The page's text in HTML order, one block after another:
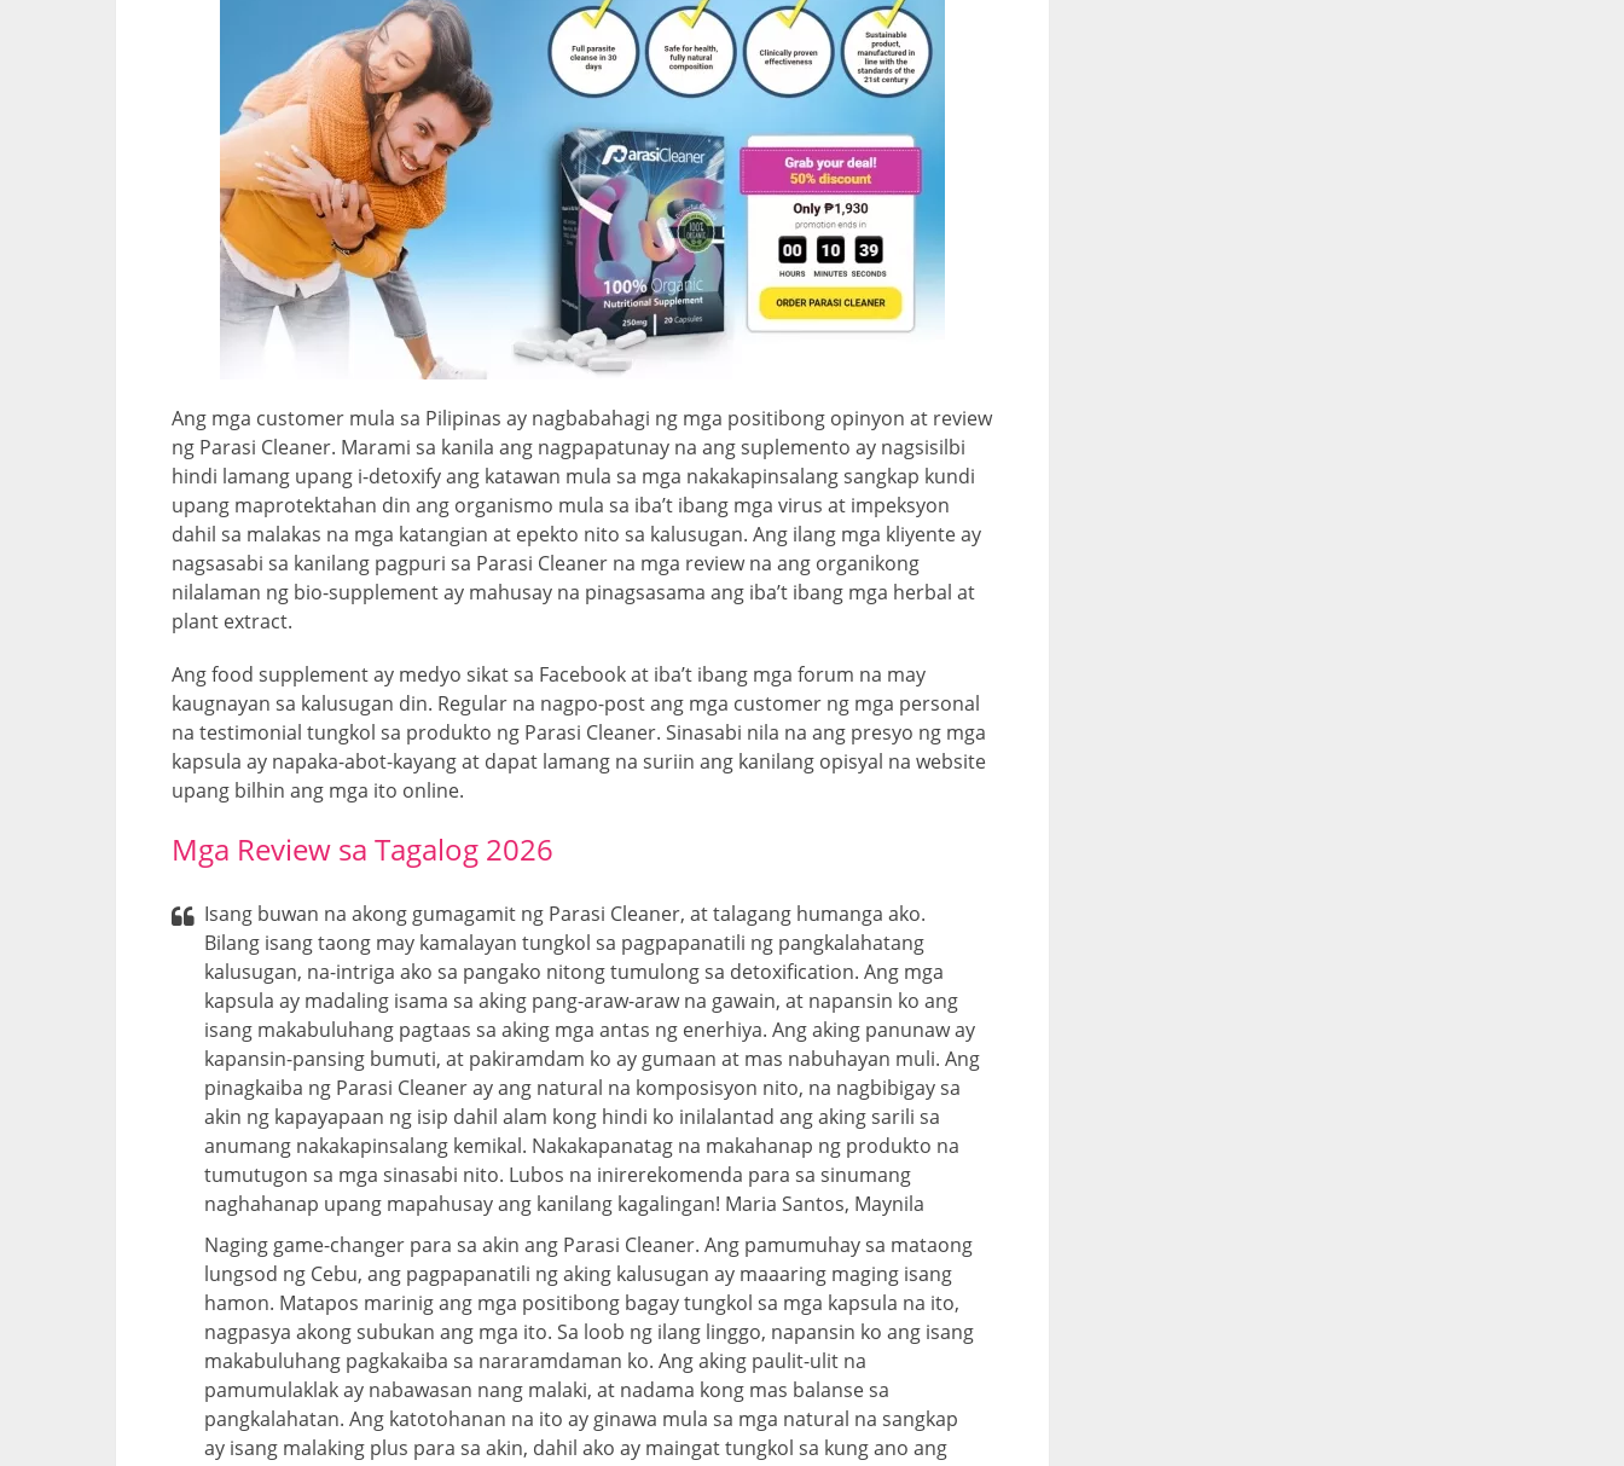
Ang mga customer mula sa Pilipinas ay nagbabahagi ng mga positibong opinyon at review
ng Parasi Cleaner. Marami sa kanila ang nagpapatunay na ang suplemento ay nagsisilbi
hindi lamang upang i-detoxify ang katawan mula sa mga nakakapinsalang sangkap kundi
upang maprotektahan din ang organismo mula sa iba’t ibang mga virus at impeksyon
dahil sa malakas na mga katangian at epekto nito sa kalusugan. Ang ilang mga kliyente ay
nagsasabi sa kanilang pagpuri sa Parasi Cleaner na mga review na ang organikong
nilalaman ng bio-supplement ay mahusay na pinagsasama ang iba’t ibang mga herbal at
plant extract.
Ang food supplement ay medyo sikat sa Facebook at iba’t ibang mga forum na may
kaugnayan sa kalusugan din. Regular na nagpo-post ang mga customer ng mga personal
na testimonial tungkol sa produkto ng Parasi Cleaner. Sinasabi nila na ang presyo ng mga
kapsula ay napaka-abot-kayang at dapat lamang na suriin ang kanilang opisyal na website
upang bilhin ang mga ito online.
Mga Review sa Tagalog 2026
Isang buwan na akong gumagamit ng Parasi Cleaner, at talagang humanga ako.
Bilang isang taong may kamalayan tungkol sa pagpapanatili ng pangkalahatang
kalusugan, na-intriga ako sa pangako nitong tumulong sa detoxification. Ang mga
kapsula ay madaling isama sa aking pang-araw-araw na gawain, at napansin ko ang
isang makabuluhang pagtaas sa aking mga antas ng enerhiya. Ang aking panunaw ay
kapansin-pansing bumuti, at pakiramdam ko ay gumaan at mas nabuhayan muli. Ang
pinagkaiba ng Parasi Cleaner ay ang natural na komposisyon nito, na nagbibigay sa
akin ng kapayapaan ng isip dahil alam kong hindi ko inilalantad ang aking sarili sa
anumang nakakapinsalang kemikal. Nakakapanatag na makahanap ng produkto na
tumutugon sa mga sinasabi nito. Lubos na inirerekomenda para sa sinumang
naghahanap upang mapahusay ang kanilang kagalingan! Maria Santos, Maynila
Naging game-changer para sa akin ang Parasi Cleaner. Ang pamumuhay sa mataong
lungsod ng Cebu, ang pagpapanatili ng aking kalusugan ay maaaring maging isang
hamon. Matapos marinig ang mga positibong bagay tungkol sa mga kapsula na ito,
nagpasya akong subukan ang mga ito. Sa loob ng ilang linggo, napansin ko ang isang
makabuluhang pagkakaiba sa nararamdaman ko. Ang aking paulit-ulit na
pamumulaklak ay nabawasan nang malaki, at nadama kong mas balanse sa
pangkalahatan. Ang katotohanan na ito ay ginawa mula sa mga natural na sangkap
ay isang malaking plus para sa akin, dahil ako ay maingat tungkol sa kung ano ang